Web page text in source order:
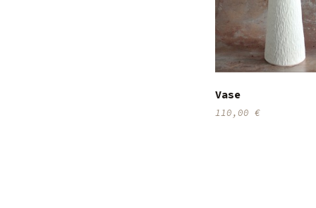
Vase
110,00 €